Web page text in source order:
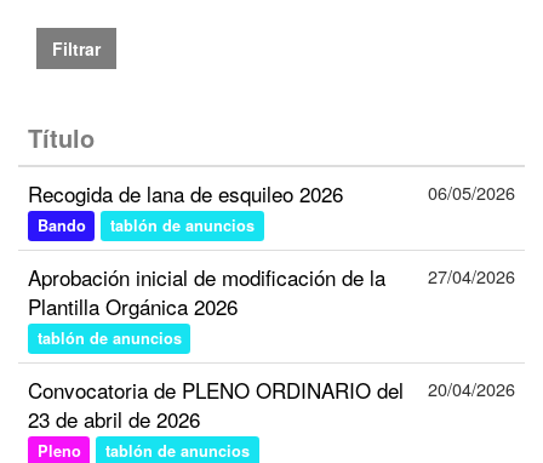
Filtrar
Título
Recogida de lana de esquileo 2026
Bando tablón de anuncios
06/05/2026
Aprobación inicial de modificación de la
Plantilla Orgánica 2026
tablón de anuncios
27/04/2026
Convocatoria de PLENO ORDINARIO del
23 de abril de 2026
Pleno tablón de anuncios
20/04/2026